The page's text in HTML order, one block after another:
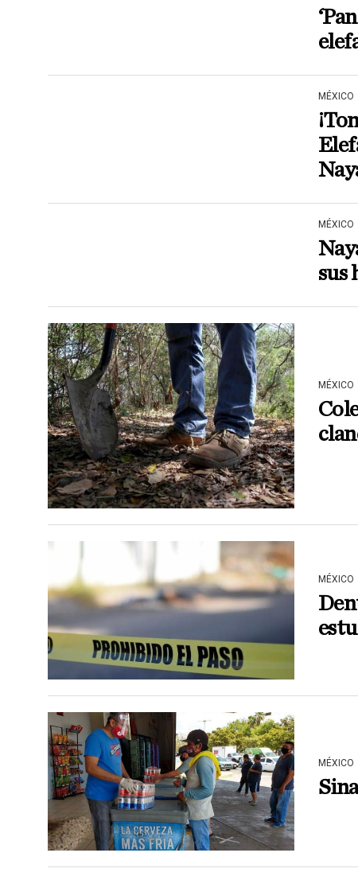
MÉXICO
MÉXICO
sus
MÉXICO
MÉXICO
MÉXICO